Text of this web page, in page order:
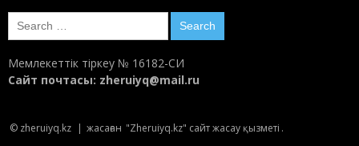
Search
for:
Мемлекеттік тіркеу № 16182-СИ
Сайт почтасы: zheruiyq@mail.ru
© zheruiyq.kz | жасаған "Zheruiyq.kz" сайт жасау қызметі .